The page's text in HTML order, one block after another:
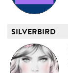
SILVERBIRD